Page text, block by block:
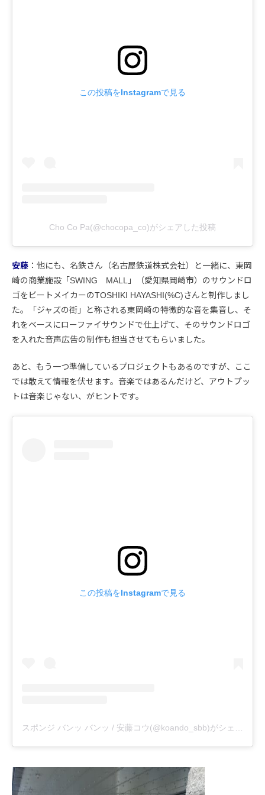
この投稿をInstagramで見る
Cho Co Pa(@chocopa_co)がシェアした投稿
安藤 ：他にも、名鉄さん（名古屋鉄道株式会社）と一緒に、東岡
崎の商業施設「SWING MALL」（愛知県岡崎市）のサウンドロ
ゴをビートメイカーのTOSHIKI HAYASHI(%C)さんと制作しまし
た。「ジャズの街」と称される東岡崎の特徴的な音を集音し、そ
れをベースにローファイサウンドで仕上げて、そのサウンドロゴ
を入れた音声広告の制作も担当させてもらいました。
あと、もう一つ準備しているプロジェクトもあるのですが、ここ
では敢えて情報を伏せます。音楽ではあるんだけど、アウトプッ
トは音楽じゃない、がヒントです。
この投稿をInstagramで見る